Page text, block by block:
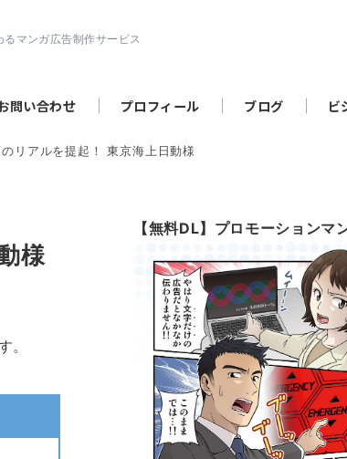
マンガ広告制作サービス
問い合わせ プロフィール ブログ ビ
リアルを提起！ 東京海上日動様
様
。
【無料DL】プロモーションマ